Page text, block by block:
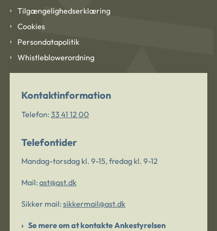
Tilgængelighedserklæring
Cookies
Persondatapolitik
Whistleblowerordning
Kontaktinformation
Telefon: 33 41 12 00
Telefontider
Mandag-torsdag kl. 9-15, fredag kl. 9-12
Mail: ast@ast.dk
Sikker mail: sikkermail@ast.dk
Se mere om at kontakte Ankestyrelsen